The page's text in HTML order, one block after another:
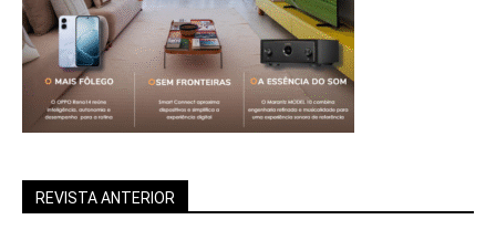
REVISTA ANTERIOR